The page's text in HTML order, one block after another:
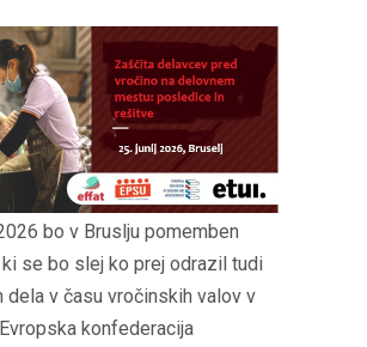
bo v Bruslju pomemben
se bo slej ko prej odrazil tudi
dela v času vročinskih valov v
konfederacija